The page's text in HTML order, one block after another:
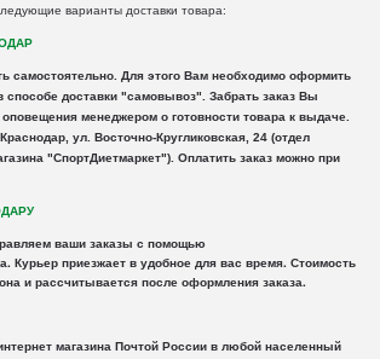
варианты доставки товара:
самостоятельно. Для этого Вам необходимо оформить
способе доставки "самовывоз". Забрать заказ Вы
менеджером о готовности товара к выдаче.
ул. Восточно-Кругликовская, 24 (отдел
"СпортДиетмаркет"). Оплатить заказ можно при
ваши заказы с помощью
. Курьер приезжает в удобное для вас время. Стоимость
и рассчитывается после оформления заказа.
магазина Почтой России в любой населенный